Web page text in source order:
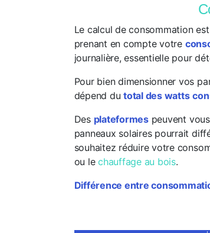
Le calcul de consommation
prenant en compte votre
journalière, essentielle pour
Pour bien dimensionner vos
dépend dutotal des watts
Des plateformespeuvent
panneaux solaires pourrait
souhaitez réduire votre
ou lechauffage au bois.
Différence entre